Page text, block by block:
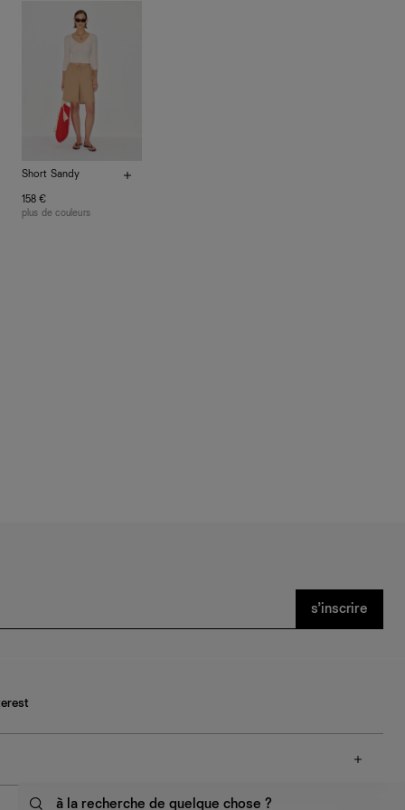
à la recherche de quelque chose ?
à vos vêtements de ne pas finir dans les décharges,
mais plutôt sur d’autres personnes
La circularité chez Ref
En savoir plus
Short Sandy
158 €
plus de couleurs
s’inscrire